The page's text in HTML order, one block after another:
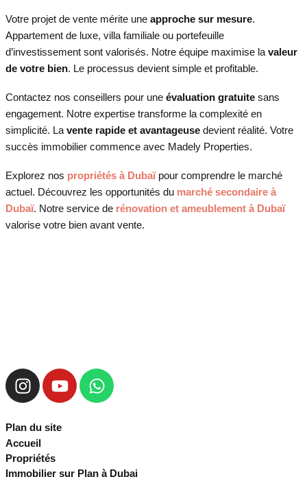
Votre projet de vente mérite une approche sur mesure.
Appartement de luxe, villa familiale ou portefeuille
d’investissement sont valorisés. Notre équipe maximise la valeur
de votre bien. Le processus devient simple et profitable.
Contactez nos conseillers pour une évaluation gratuite sans
engagement. Notre expertise transforme la complexité en
simplicité. La vente rapide et avantageuse devient réalité. Votre
succès immobilier commence avec Madely Properties.
Explorez nos propriétés à Dubaïpour comprendre le marché
actuel. Découvrez les opportunités du marché secondaire à
Dubaï. Notre service de rénovation et ameublement à Dubaï
valorise votre bien avant vente.
Plan du site
Accueil
Propriétés
Immobilier sur Plan à Dubai